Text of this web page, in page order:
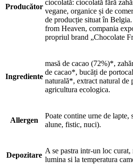
Producător
ciocolată: ciocolată fără
vegane, organice și de
de producție situat în
from Heaven, compania
propriul brand „Chocolate
Ingrediente
masă de cacao (72%)*,
de cacao*, bucăți de
naturală*, extract natural
agricultura ecologica.
Allergen
Poate contine urne de lapte,
alune, fistic, nuci).
Depozitare
A se pastra intr-un loc
lumina si la temperatura